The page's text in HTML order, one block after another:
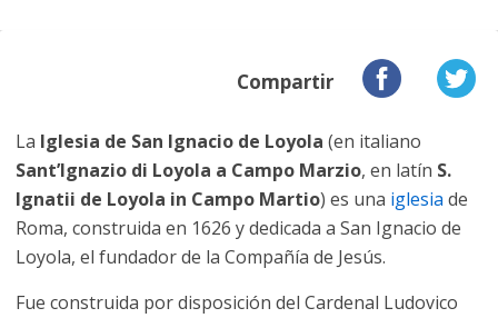
Compartir
La Iglesia de San Ignacio de Loyola (en italiano
Sant’Ignazio di Loyola a Campo Marzio, en latín S.
Ignatii de Loyola in Campo Martio) es una iglesia de
Roma, construida en 1626 y dedicada a San Ignacio de
Loyola, el fundador de la Compañía de Jesús.
Fue construida por disposición del Cardenal Ludovico